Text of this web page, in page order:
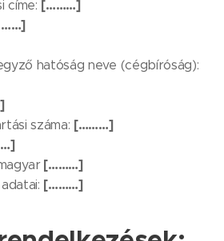
címe: [………]
hatóság neve (cégbíróság):
száma: [………]
[………]
[………]